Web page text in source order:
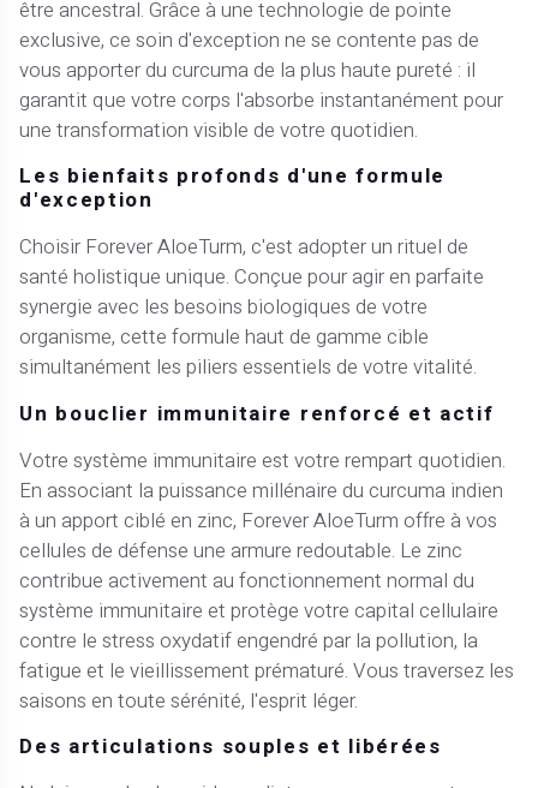
être ancestral. Grâce à une technologie de pointe
exclusive, ce soin d'exception ne se contente pas de
vous apporter du curcuma de la plus haute pureté : il
garantit que votre corps l'absorbe instantanément pour
une transformation visible de votre quotidien.
Les bienfaits profonds d'une formule
d'exception
Choisir Forever AloeTurm, c'est adopter un rituel de
santé holistique unique. Conçue pour agir en parfaite
synergie avec les besoins biologiques de votre
organisme, cette formule haut de gamme cible
simultanément les piliers essentiels de votre vitalité.
Un bouclier immunitaire renforcé et actif
Votre système immunitaire est votre rempart quotidien.
En associant la puissance millénaire du curcuma indien
à un apport ciblé en zinc, Forever AloeTurm offre à vos
cellules de défense une armure redoutable. Le zinc
contribue activement au fonctionnement normal du
système immunitaire et protège votre capital cellulaire
contre le stress oxydatif engendré par la pollution, la
fatigue et le vieillissement prématuré. Vous traversez les
saisons en toute sérénité, l'esprit léger.
Des articulations souples et libérées